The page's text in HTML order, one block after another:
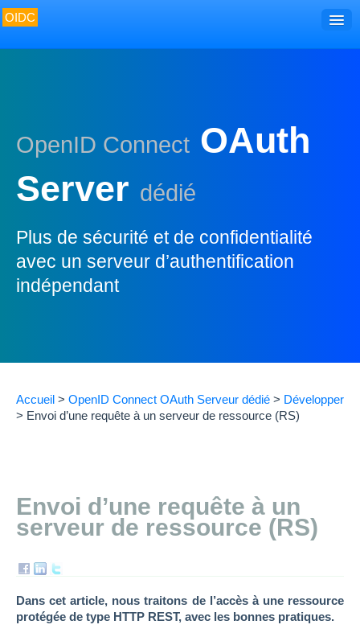
Accueil
Utiliser
Gérer
OIDC
OpenID Connect OAuth
Server dédié
Plus de sécurité et de confidentialité
avec un serveur d’authentification
indépendant
Accueil > OpenID Connect OAuth Serveur dédié > Développer
> Envoi d’une requête à un serveur de ressource (RS)
Envoi d’une requête à un
serveur de ressource (RS)
Dans cet article, nous traitons de l’accès à une ressource
protégée de type HTTP REST, avec les bonnes pratiques.